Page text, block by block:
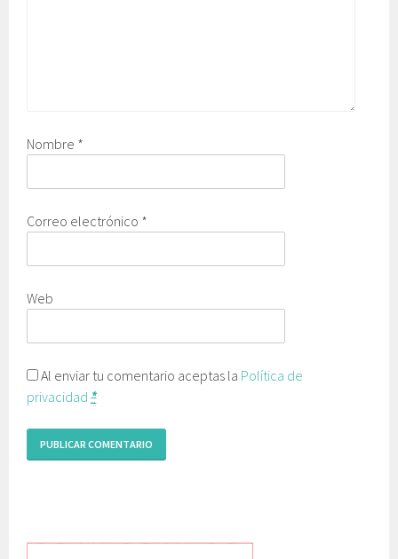
Nombre *
Correo electrónico *
Web
Al enviar tu comentario aceptas la Política de
privacidad *